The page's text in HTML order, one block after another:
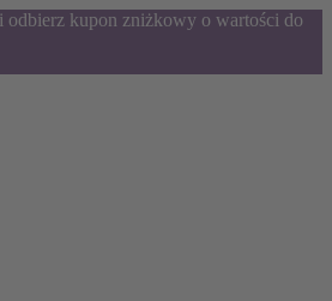
odbierz kupon zniżkowy o wartości do